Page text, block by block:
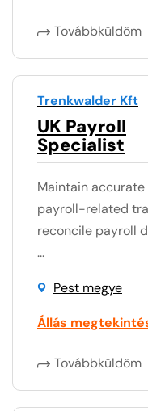
Továbbküldöm
Trenkwalder Kft
UK Payroll
Specialist
Maintain
payroll-related
reconcile payroll
...
Pest megye
Állás
Továbbküldöm